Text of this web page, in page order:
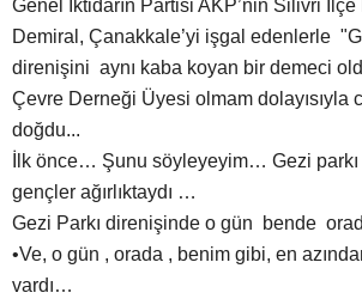
Genel İktidarın Partisi AKP’nin Silivri İlçe
Demiral, Çanakkale’yi işgal edenlerle
direnişini aynı kaba koyan bir demeci
Çevre Derneği Üyesi olmam dolayısıyla
doğdu...
İlk önce… Şunu söyleyeyim… Gezi
gençler ağırlıktaydı …
Gezi Parkı direnişinde o gün bende
•Ve, o gün , orada , benim gibi, en
vardı…